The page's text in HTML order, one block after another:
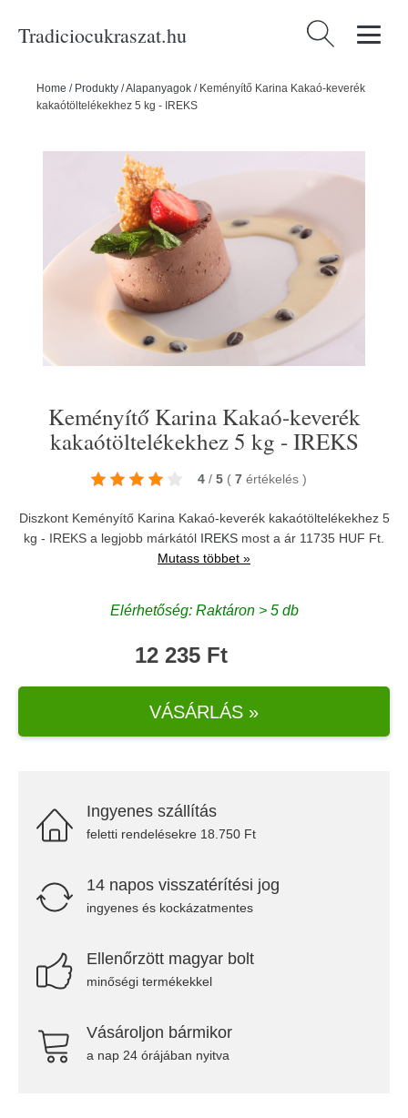
Tradiciocukraszat.hu Keresés:
Home / Produkty /Alapanyagok / Keményítő Karina Kakaó-keverék
kakaótöltelékekhez 5 kg - IREKS
Keményítő Karina Kakaó-keverék
kakaótöltelékekhez 5 kg - IREKS
4 / 5 ( 7 értékelés )
Diszkont Keményítő Karina Kakaó-keverék kakaótöltelékekhez 5
kg - IREKS a legjobb márkától IREKS most a ár 11735 HUF Ft.
Mutass többet »
Elérhetőség: Raktáron > 5 db
12 235 Ft
VÁSÁRLÁS »
Ingyenes szállítás
feletti rendelésekre 18.750 Ft
14 napos visszatérítési jog
ingyenes és kockázatmentes
Ellenőrzött magyar bolt
minőségi termékekkel
Vásároljon bármikor
a nap 24 órájában nyitva